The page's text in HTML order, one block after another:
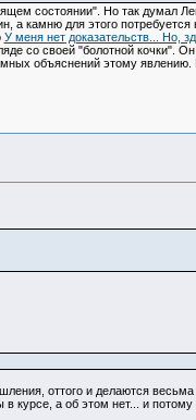
состоянии". Но так думал
а камню для этого
У меня нет доказательств... Но,
со своей "болотной кочки".
объяснений этому явлению.
оттого и делаются весьма
курсе, а об этом нет... и потому